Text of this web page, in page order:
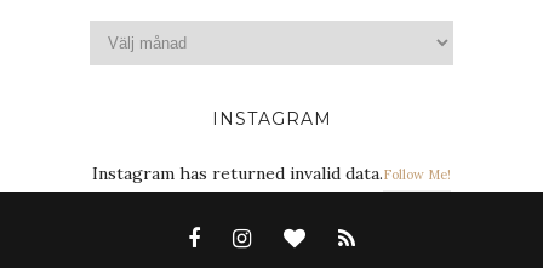
INSTAGRAM
Instagram has returned invalid data.Follow Me!